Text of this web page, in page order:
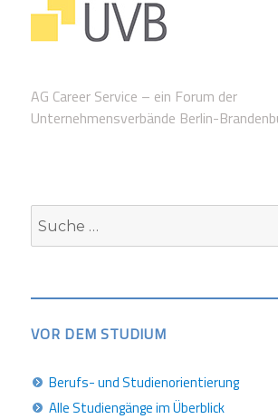
AG Career Service – ein Forum der
Unternehmensverbände Berlin-
Suche
nach:
VOR DEM STUDIUM
Berufs- und Studienorientierung
Alle Studiengänge im Überblick